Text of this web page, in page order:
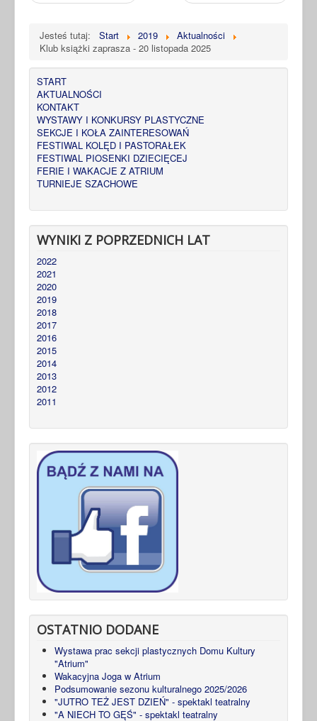
Jesteś tutaj: Start 2019
Aktualności
Klub książki zaprasza - 20 listopada 2025
START
AKTUALNOŚCI
KONTAKT
WYSTAWY I KONKURSY PLASTYCZNE
SEKCJE I KOŁA ZAINTERESOWAŃ
FESTIWAL KOLĘD I PASTORAŁEK
FESTIWAL PIOSENKI DZIECIĘCEJ
FERIE I WAKACJE Z ATRIUM
TURNIEJE SZACHOWE
WYNIKI Z POPRZEDNICH LAT
2022
2021
2020
2019
2018
2017
2016
2015
2014
2013
2012
2011
OSTATNIO DODANE
Wystawa prac sekcji plastycznych Domu Kultury
"Atrium"
Wakacyjna Joga w Atrium
Podsumowanie sezonu kulturalnego 2025/2026
"JUTRO TEŻ JEST DZIEŃ" - spektakl teatralny
"A NIECH TO GĘŚ" - spektakl teatralny